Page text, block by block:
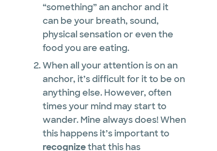
“something” an anchor and it
can be your breath, sound,
physical sensation or even the
food you are eating.
When all your attention is on an
anchor, it’s difficult for it to be on
anything else. However, often
times your mind may start to
wander. Mine always does! When
this happens it’s important to
recognizethat this has